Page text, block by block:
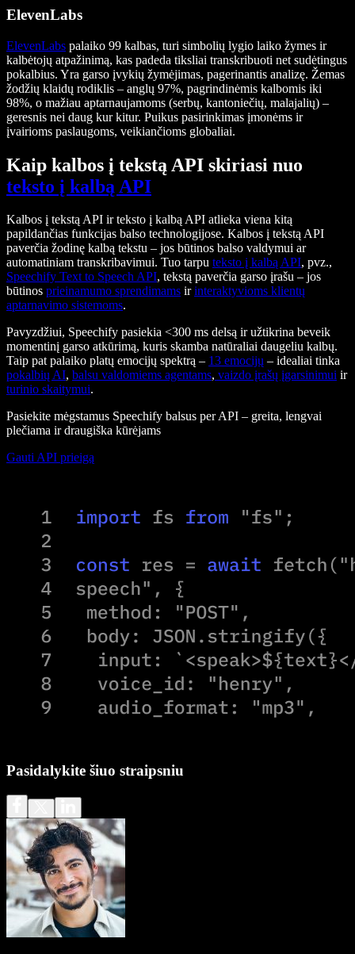
ElevenLabs
ElevenLabs palaiko 99 kalbas, turi simbolių lygio laiko žymes ir
kalbėtojų atpažinimą, kas padeda tiksliai transkribuoti net sudėtingus
pokalbius. Yra garso įvykių žymėjimas, pagerinantis analizę. Žemas
žodžių klaidų rodiklis – anglų 97%, pagrindinėmis kalbomis iki
98%, o mažiau aptarnaujamoms (serbų, kantoniečių, malajalių) –
geresnis nei daug kur kitur. Puikus pasirinkimas įmonėms ir
įvairioms paslaugoms, veikiančioms globaliai.
Kaip kalbos į tekstą API skiriasi nuo
teksto į kalbą API
Kalbos į tekstą API ir teksto į kalbą API atlieka viena kitą
papildančias funkcijas balso technologijose. Kalbos į tekstą API
paverčia žodinę kalbą tekstu – jos būtinos balso valdymui ar
automatiniam transkribavimui. Tuo tarpu teksto į kalbą API, pvz.,
Speechify Text to Speech API, tekstą paverčia garso įrašu – jos
būtinos prieinamumo sprendimams irinteraktyvioms klientų
aptarnavimo sistemoms.
Pavyzdžiui, Speechify pasiekia <300 ms delsą ir užtikrina beveik
momentinį garso atkūrimą, kuris skamba natūraliai daugeliu kalbų.
Taip pat palaiko platų emocijų spektrą – 13 emocijų – idealiai tinka
pokalbių AI, balsu valdomiems agentams, vaizdo įrašų įgarsinimui ir
turinio skaitymui.
Pasiekite mėgstamus Speechify balsus per API – greita, lengvai
plečiama ir draugiška kūrėjams
Gauti API prieigą
Pasidalykite šiuo straipsniu